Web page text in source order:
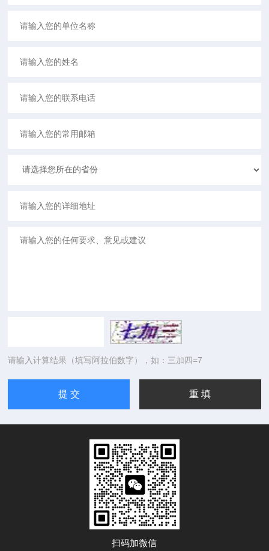
请输入计算结果（填写阿拉伯数字），如：三加四=7
扫码加微信